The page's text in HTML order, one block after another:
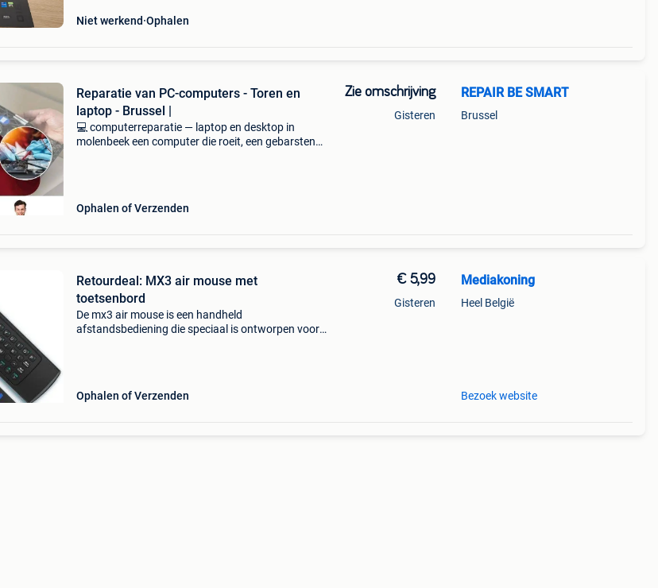
Niet werkend Ophalen
Reparatie van PC-computers - Toren en
laptop - Brussel |
💻 computerreparatie — laptop en desktop in
molenbeek een computer die roeit, een gebarsten
Ophalen of Verzenden
Zie omschrijving
Gisteren
REPAIR BE SMART
Brussel
Retourdeal: MX3 air mouse met
toetsenbord
De mx3 air mouse is een handheld
afstandsbediening die speciaal is ontworpen voor
Ophalen of Verzenden
€ 5,99
Gisteren
Mediakoning
Heel België
Bezoek website